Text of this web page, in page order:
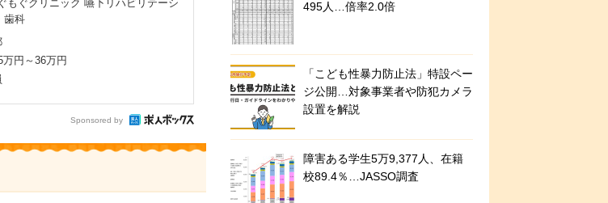
もぐクリニック 嚥下リハビリテーシ
歯科
万円～36万円
Sponsored by
495人…倍率2.0倍
「こども性暴力防止法」特設ペー
ジ公開…対象事業者や防犯カメラ
設置を解説
障害ある学生5万9,377人、在籍
校89.4％…JASSO調査